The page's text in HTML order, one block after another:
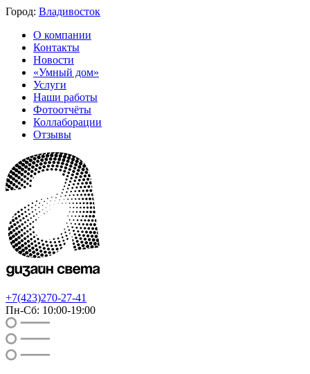
Город: Владивосток
О компании
Контакты
Новости
«Умный дом»
Услуги
Наши работы
Фотоотчёты
Коллаборации
Отзывы
+7(423)270-27-41
Пн-Сб: 10:00-19:00